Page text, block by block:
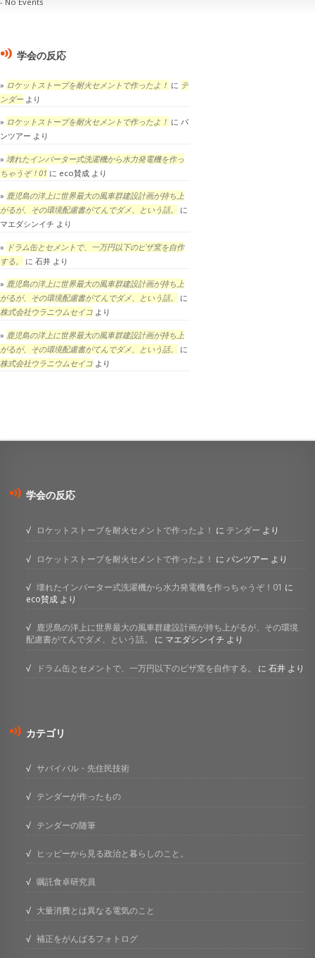
学会の反応
ロケットストーブを耐火セメントで作ったよ！ に テ
ンダーより
ロケットストーブを耐火セメントで作ったよ！ に パ
ンツアー より
壊れたインバーター式洗濯機から水力発電機を作っ
ちゃうぞ！01 に eco賛成 より
鹿児島の洋上に世界最大の風車群建設計画が持ち上
がるが、その環境配慮書がてんでダメ、という話。
に
マエダシンイチ より
ドラム缶とセメントで、一万円以下のピザ窯を自作
する。
に 石井 より
鹿児島の洋上に世界最大の風車群建設計画が持ち上
がるが、その環境配慮書がてんでダメ、という話。
に
株式会社ウラニウムセイコ より
鹿児島の洋上に世界最大の風車群建設計画が持ち上
がるが、その環境配慮書がてんでダメ、という話。
に
株式会社ウラニウムセイコ より
学会の反応
ロケットストーブを耐火セメントで作ったよ！ に テンダー より
ロケットストーブを耐火セメントで作ったよ！ に パンツアー より
壊れたインバーター式洗濯機から水力発電機を作っちゃうぞ！01 に
eco賛成 より
鹿児島の洋上に世界最大の風車群建設計画が持ち上がるが、その環境
配慮書がてんでダメ、という話。
に マエダシンイチ より
ドラム缶とセメントで、一万円以下のピザ窯を自作する。 に石井 より
カテゴリ
サバイバル・先住民技術
テンダーが作ったもの
テンダーの随筆
ヒッピーから見る政治と暮らしのこと。
嘱託食卓研究員
大量消費とは異なる電気のこと
補正をがんばるフォトログ